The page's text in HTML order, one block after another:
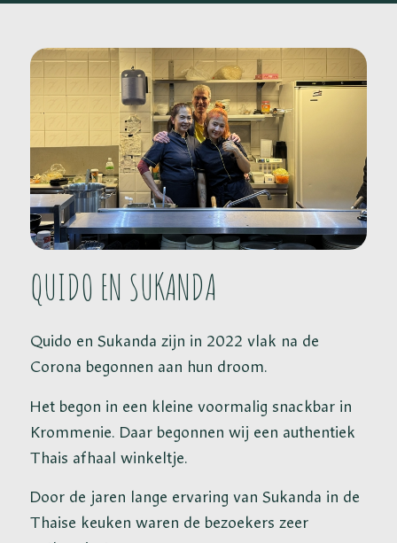
QUIDO EN SUKANDA
Quido en Sukanda zijn in 2022 vlak na de
Corona begonnen aan hun droom.
Het begon in een kleine voormalig snackbar in
Krommenie. Daar begonnen wij een authentiek
Thais afhaal winkeltje.
Door de jaren lange ervaring van Sukanda in de
Thaise keuken waren de bezoekers zeer